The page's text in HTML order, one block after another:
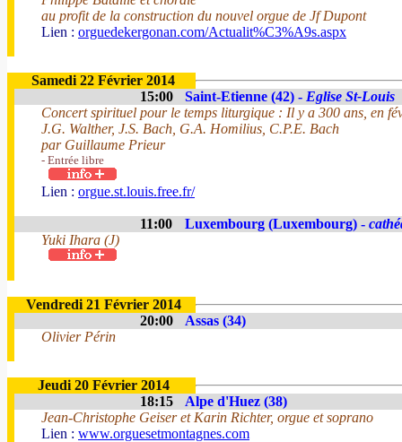
au profit de la construction du nouvel orgue de Jf Dupont
Lien : orguedekergonan.com/Actualit%C3%A9s.aspx
Samedi 22 Février 2014
15:00
Saint-Etienne (42) - Eglise St-Louis
Concert spirituel pour le temps liturgique : Il y a 300 ans, en
J.G. Walther, J.S. Bach, G.A. Homilius, C.P.E. Bach
par Guillaume Prieur
- Entrée libre
Lien : orgue.st.louis.free.fr/
11:00 Luxembourg (Luxembourg) -
Yuki Ihara (J)
Vendredi 21 Février 2014
20:00
Assas (34)
Olivier Périn
Jeudi 20 Février 2014
18:15
Alpe d'Huez (38)
Jean-Christophe Geiser et Karin Richter, orgue et soprano
Lien : www.orguesetmontagnes.com